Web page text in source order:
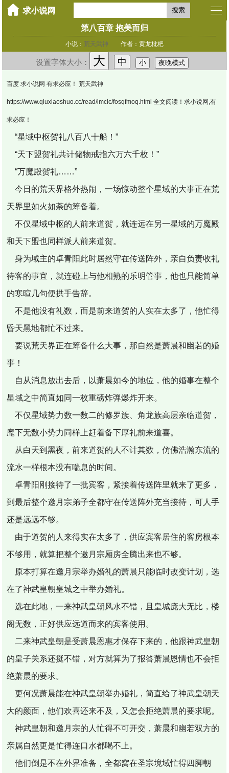
搜索
第八百章 抱美而归
小说： 荒天武神 作者：黄龙枇杷
设置字体大小： 大 中 小 夜晚模式
百度 求小说网 有求必应！ 荒天武神
https://www.qiuxiaoshuo.cc/read/imcic/fosqfmoq.html 全文阅读！求小说网,有
求必应！
“星域中枢贺礼八百八十船！”
“天下盟贺礼共计储物戒指六万六千枚！”
“万魔殿贺礼……”
今日的荒天界格外热闹，一场惊动整个星域的大事正在荒
天界里如火如荼的筹备着。
不仅星域中枢的人前来道贺，就连远在另一星域的万魔殿
和天下盟也同样派人前来道贺。
身为域主的卓青阳此时居然守在传送阵外，亲自负责收礼
待客的事宜，就连碰上与他相熟的乐明管事，他也只能简单
的寒暄几句便拱手告辞。
不是他没有礼数，而是前来道贺的人实在太多了，他忙得
昏天黑地都忙不过来。
要说荒天界正在筹备什么大事，那自然是萧晨和幽若的婚
事！
自从消息放出去后，以萧晨如今的地位，他的婚事在整个
星域之中简直如同一枚重磅炸弹爆炸开来。
不仅星域势力数一数二的修罗族、角龙族高层亲临道贺，
麾下无数小势力同样上赶着备下厚礼前来道喜。
从白天到黑夜，前来道贺的人不计其数，仿佛浩瀚东流的
流水一样根本没有喘息的时间。
卓青阳刚接待了一批宾客，紧接着传送阵里就来了更多，
到最后整个邀月宗弟子全都守在传送阵外充当接待，可人手
还是远远不够。
由于道贺的人来得实在太多了，供应宾客居住的客房根本
不够用，就算把整个邀月宗厢房全腾出来也不够。
原本打算在邀月宗举办婚礼的萧晨只能临时改变计划，选
在了神武皇朝皇城之中举办婚礼。
选在此地，一来神武皇朝风水不错，且皇城庞大无比，楼
阁无数，正好供应远道而来的宾客使用。
二来神武皇朝是受萧晨恩惠才保存下来的，他跟神武皇朝
的皇子关系还挺不错，对方就算为了报答萧晨恩情也不会拒
绝萧晨的要求。
更何况萧晨能在神武皇朝举办婚礼，简直给了神武皇朝天
大的颜面，他们欢喜还来不及，又怎会拒绝萧晨的要求呢。
神武皇朝和邀月宗的人忙得不可开交，萧晨和幽若双方的
亲属自然更是忙得连口水都喝不上。
他们倒是不在外界准备，全都窝在圣宗境域忙得四脚朝